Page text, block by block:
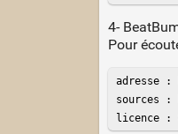
4-
Pour
adresse :
sources :
licence :